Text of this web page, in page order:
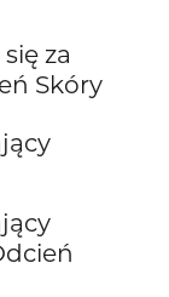
za
Skóry